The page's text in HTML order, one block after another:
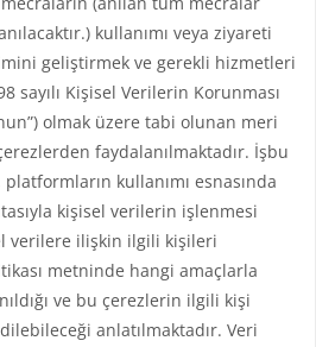
kullanımı veya ziyareti
geliştirmek ve gerekli hizmetleri
sayılı Kişisel Verilerin Korunması
olmak üzere tabi olunan meri
faydalanılmaktadır. İşbu
platformların kullanımı esnasında
kişisel verilerin işlenmesi
verilere ilişkin ilgili kişileri
metninde hangi amaçlarla
ve bu çerezlerin ilgili kişi
anlatılmaktadır. Veri